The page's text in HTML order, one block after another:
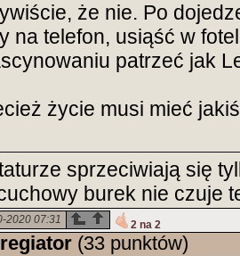
że nie. Po
na telefon, usiąść w
patrzeć jak
życie musi mieć
sprzeciwiają się
burek nie czuje
2020 07:31 2 na 2
(33 punktów)